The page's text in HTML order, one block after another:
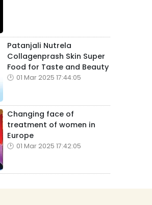
Patanjali Nutrela
Collagenprash Skin Super
Food for Taste and Beauty
01 Mar 2025 17:44:05
Changing face of
treatment of women in
Europe
01 Mar 2025 17:42:05